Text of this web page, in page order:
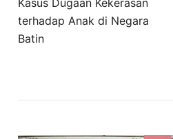
Kasus Dugaan Kekerasan
terhadap Anak di Negara
Batin